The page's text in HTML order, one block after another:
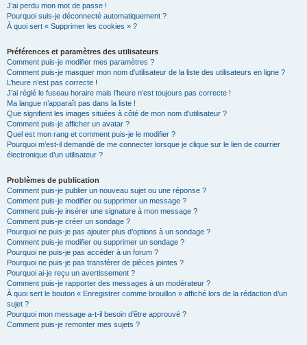
J’ai perdu mon mot de passe !
Pourquoi suis-je déconnecté automatiquement ?
À quoi sert « Supprimer les cookies » ?
Préférences et paramètres des utilisateurs
Comment puis-je modifier mes paramètres ?
Comment puis-je masquer mon nom d’utilisateur de la liste des utilisateurs en ligne ?
L’heure n’est pas correcte !
J’ai réglé le fuseau horaire mais l’heure n’est toujours pas correcte !
Ma langue n’apparaît pas dans la liste !
Que signifient les images situées à côté de mon nom d’utilisateur ?
Comment puis-je afficher un avatar ?
Quel est mon rang et comment puis-je le modifier ?
Pourquoi m’est-il demandé de me connecter lorsque je clique sur le lien de courrier
électronique d’un utilisateur ?
Problèmes de publication
Comment puis-je publier un nouveau sujet ou une réponse ?
Comment puis-je modifier ou supprimer un message ?
Comment puis-je insérer une signature à mon message ?
Comment puis-je créer un sondage ?
Pourquoi ne puis-je pas ajouter plus d’options à un sondage ?
Comment puis-je modifier ou supprimer un sondage ?
Pourquoi ne puis-je pas accéder à un forum ?
Pourquoi ne puis-je pas transférer de pièces jointes ?
Pourquoi ai-je reçu un avertissement ?
Comment puis-je rapporter des messages à un modérateur ?
À quoi sert le bouton « Enregistrer comme brouillon » affiché lors de la rédaction d’un
sujet ?
Pourquoi mon message a-t-il besoin d’être approuvé ?
Comment puis-je remonter mes sujets ?